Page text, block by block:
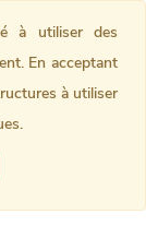
à utiliser des
En acceptant
à utiliser